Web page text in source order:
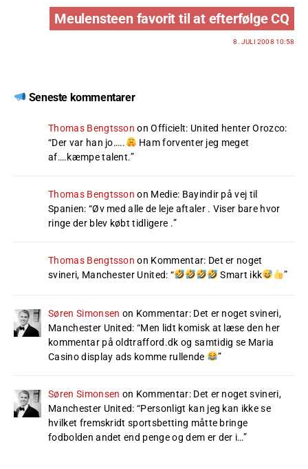
Meulensteen favorit til at efterfølge CQ
8. JULI 2008 10:58
Seneste kommentarer
Thomas Bengtsson onOfficielt: United henter Orozco:
“Der var han jo…..
Ham forventer jeg meget
af….kæmpe talent.”
Thomas Bengtsson on Medie: Bayindir på vej til
Spanien: “Øv med alle de leje aftaler . Viser bare hvor
ringe der blev købt tidligere .”
Thomas Bengtsson on Kommentar: Det er noget
svineri, Manchester United: “ Smart ikk ”
Søren Simonsen on Kommentar: Det er noget svineri,
Manchester United: “Men lidt komisk at læse den her
kommentar på oldtrafford.dk og samtidig se Maria
Casino display ads komme rullende
”
Søren Simonsen on Kommentar: Det er noget svineri,
Manchester United: “Personligt kan jeg kan ikke se
hvilket fremskridt sportsbetting måtte bringe
fodbolden andet end penge og dem er der i…”